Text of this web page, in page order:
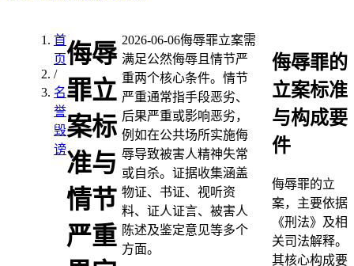
首
页
/
名
誉
毁
谤
侮辱
罪立
案标
准与
情节
严重
2026-06-06侮辱罪立案需
满足公然侮辱且情节严
重两个核心条件。情节
严重通常指手段恶劣、
后果严重或影响恶劣，
例如在公共场所实施侮
辱导致被害人精神失常
或自杀。证据收集涵盖
物证、书证、视听资
料、证人证言、被害人
陈述及鉴定意见等多个
方面。
侮辱罪的
立案标准
与构成要
件
侮辱罪的立
案，主要依据
《刑法》及相
关司法解释。
其核心构成要